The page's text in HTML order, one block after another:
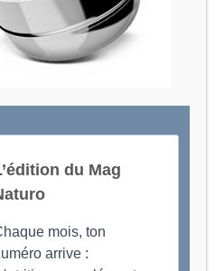
du Mag
mois, ton
arrive :